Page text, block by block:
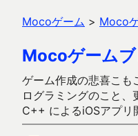
Mocoゲーム > Moco
Mocoゲーム
ゲーム作成の悲喜こ
ログラミングのこと
C++ によるiOSアプリ